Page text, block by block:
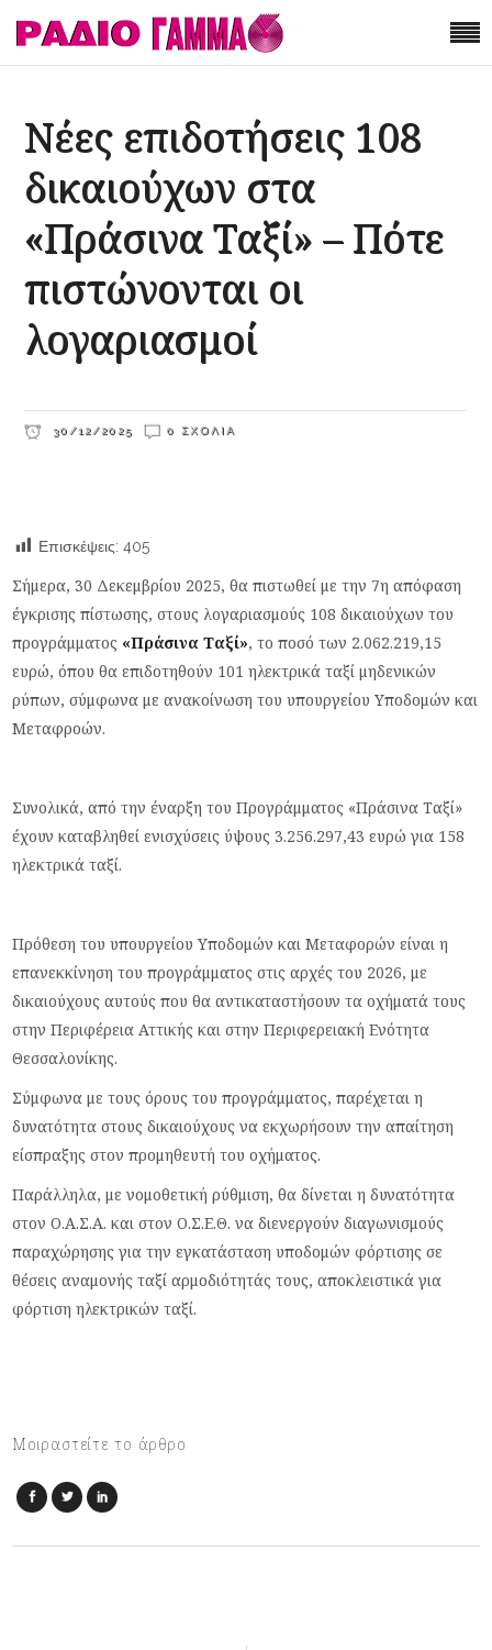
Νέες επιδοτήσεις 108
δικαιούχων στα
«Πράσινα Ταξί» – Πότε
πιστώνονται οι
λογαριασμοί
30/12/2025 0 ΣΧΌΛΙΑ
Επισκέψεις: 405
Σήμερα, 30 Δεκεμβρίου 2025, θα πιστωθεί με την 7η απόφαση
έγκρισης πίστωσης, στους λογαριασμούς 108 δικαιούχων του
προγράμματος «Πράσινα Ταξί», το ποσό των 2.062.219,15
ευρώ, όπου θα επιδοτηθούν 101 ηλεκτρικά ταξί μηδενικών
ρύπων, σύμφωνα με ανακοίνωση του υπουργείου Υποδομών και
Μεταφροών.
Συνολικά, από την έναρξη του Προγράμματος «Πράσινα Ταξί»
έχουν καταβληθεί ενισχύσεις ύψους 3.256.297,43 ευρώ για 158
ηλεκτρικά ταξί.
Πρόθεση του υπουργείου Υποδομών και Μεταφορών είναι η
επανεκκίνηση του προγράμματος στις αρχές του 2026, με
δικαιούχους αυτούς που θα αντικαταστήσουν τα οχήματά τους
στην Περιφέρεια Αττικής και στην Περιφερειακή Ενότητα
Θεσσαλονίκης.
Σύμφωνα με τους όρους του προγράμματος, παρέχεται η
δυνατότητα στους δικαιούχους να εκχωρήσουν την απαίτηση
είσπραξης στον προμηθευτή του οχήματος.
Παράλληλα, με νομοθετική ρύθμιση, θα δίνεται η δυνατότητα
στον Ο.Α.Σ.Α. και στον Ο.Σ.Ε.Θ. να διενεργούν διαγωνισμούς
παραχώρησης για την εγκατάσταση υποδομών φόρτισης σε
θέσεις αναμονής ταξί αρμοδιότητάς τους, αποκλειστικά για
φόρτιση ηλεκτρικών ταξί.
Μοιραστείτε το άρθρο